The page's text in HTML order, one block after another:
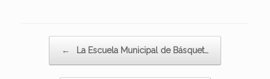
← La Escuela Municipal de Básquet…